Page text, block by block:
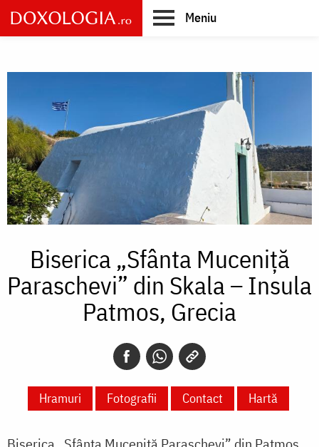
Skip
to
main
Meniu
Biserica „Sfânta Muceniță
Paraschevi” din Skala – Insula
Patmos, Grecia
Hramuri Fotografii Contact Hartă